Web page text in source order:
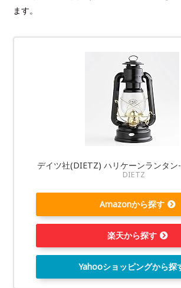
ます。
デイツ社(DIETZ) ハリケーンランタン
DIETZ
Amazonから探す
楽天から探す
Yahooショッピングから探